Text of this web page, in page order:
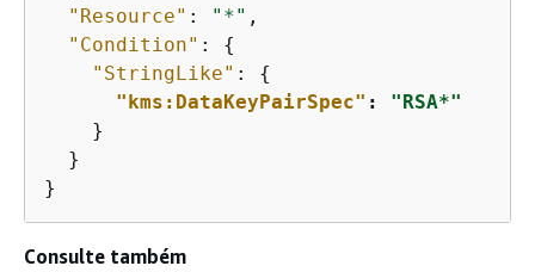
"Resource" : "*" ,
"Condition" : {
"StringLike" : {
"kms:DataKeyPairSpec" : "RSA*"
    }
  }
}
Consulte também